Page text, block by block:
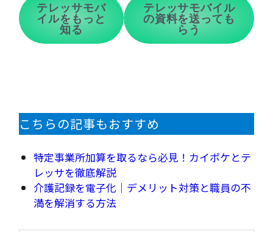
テレッサモバ
イルをもっと
知る
テレッサモバイル
の資料を送っても
らう
こちらの記事もおすすめ
特定事業所加算を取るなら必見！カイポケとテ
レッサを徹底解説
介護記録を電子化｜デメリット対策と職員の不
満を解消する方法